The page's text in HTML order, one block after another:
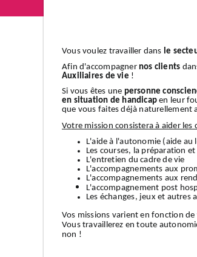
Vous voulez travailler dans le
Afin d'accompagner nos clients
Auxiliaires de vie !
Si vous êtes une personne
en situation de handicap en leur
que vous faites déjà naturellement
Votre mission consistera à aider les
L'aide à l'autonomie (aide au
Les courses, la préparation
L'entretien du cadre de vie
L'accompagnements aux
L'accompagnements aux
L'accompagnement post
Les échanges, jeux et autres
Vos missions varient en fonction de
Vous travaillerez en toute
non !